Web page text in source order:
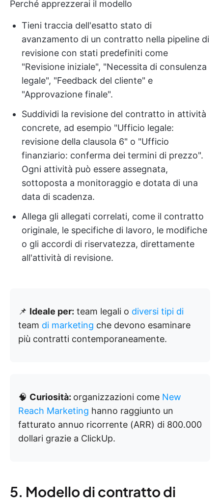
Perché apprezzerai il modello
Tieni traccia dell'esatto stato di
avanzamento di un contratto nella pipeline di
revisione con stati predefiniti come
"Revisione iniziale", "Necessita di consulenza
legale", "Feedback del cliente" e
"Approvazione finale".
Suddividi la revisione del contratto in attività
concrete, ad esempio "Ufficio legale:
revisione della clausola 6" o "Ufficio
finanziario: conferma dei termini di prezzo".
Ogni attività può essere assegnata,
sottoposta a monitoraggio e dotata di una
data di scadenza.
Allega gli allegati correlati, come il contratto
originale, le specifiche di lavoro, le modifiche
o gli accordi di riservatezza, direttamente
all'attività di revisione.
📌 Ideale per: team legali o diversi tipi di
team di marketing che devono esaminare
più contratti contemporaneamente.
🧠 Curiosità: organizzazioni come New
Reach Marketing hanno raggiunto un
fatturato annuo ricorrente (ARR) di 800.000
dollari grazie a ClickUp.
5. Modello di contratto di